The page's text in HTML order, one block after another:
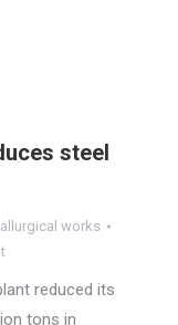
steel
works
reduced its
tons in